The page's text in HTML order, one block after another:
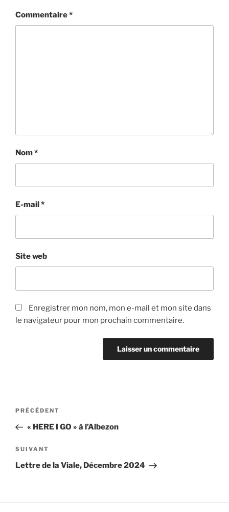
Commentaire*
Nom*
E-mail *
Site web
Enregistrer mon nom, mon e-mail et mon site dans
le navigateur pour mon prochain commentaire.
Navigation
l’article
Article
précédent
PRÉCÉDENT
« HERE I GO » à l’Albezon
Article
suivant
SUIVANT
Lettre de la Viale, Décembre 2024